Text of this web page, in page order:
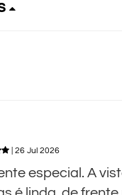
| 26 Jul 2026
especial. A